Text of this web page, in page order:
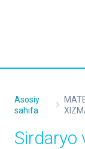
Asosiy
sahifa
Sirdaryo